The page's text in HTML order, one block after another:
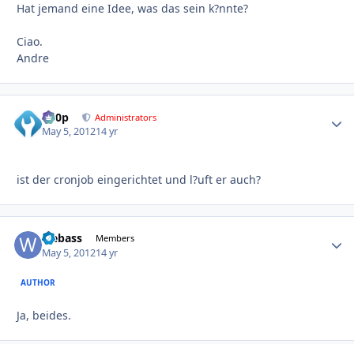
Hat jemand eine Idee, was das sein k?nnte?
Ciao.
Andre
d00p Administrators
May 5, 201214 yr
ist der cronjob eingerichtet und l?uft er auch?
webass Members
May 5, 201214 yr
AUTHOR
Ja, beides.